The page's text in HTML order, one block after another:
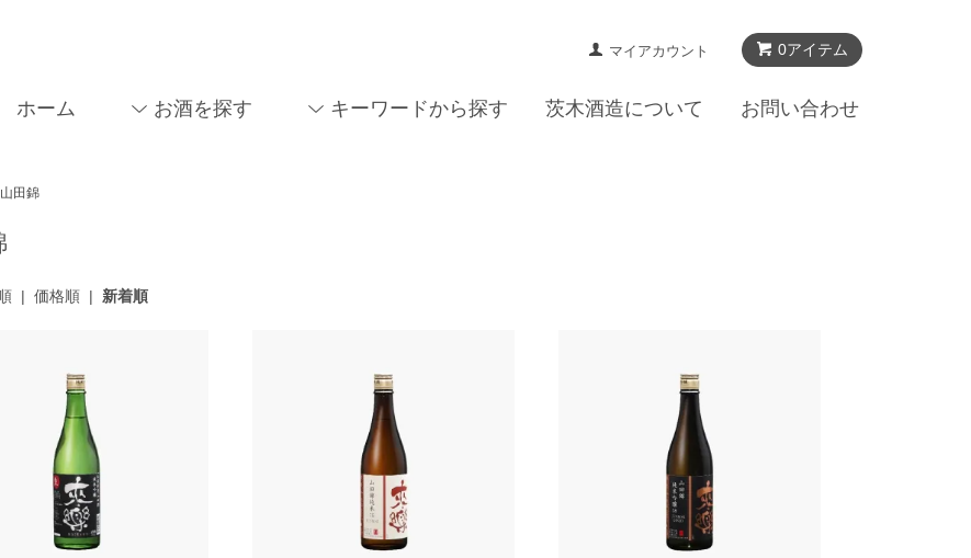
0アイテム
マイアカウント
ホーム お酒を探す キーワードから探す 茨木酒造について お問い合わせ
山田錦
| 価格順| 新着順